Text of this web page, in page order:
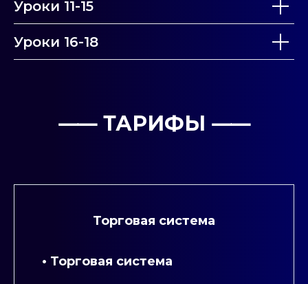
Уроки 11-15
Уроки 16-18
⸺ТАРИФЫ ⸺
Торговая система
• Торговая система